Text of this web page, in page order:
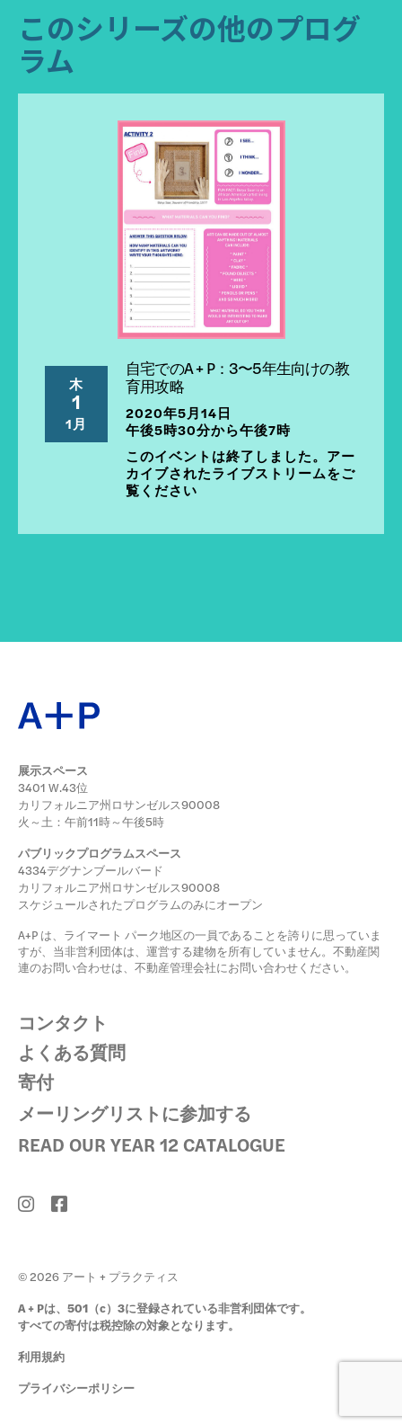
このシリーズの他のプログ
ラム
木
1
1月
自宅でのA + P：3〜5年生向けの教
育用攻略
2020年5月14日
午後5時30分から午後7時
このイベントは終了しました。アー
カイブされたライブストリームをご
覧ください
展示スペース
3401 W.43位
カリフォルニア州ロサンゼルス90008
火～土：午前11時～午後5時
パブリックプログラムスペース
4334デグナンブールバード
カリフォルニア州ロサンゼルス90008
スケジュールされたプログラムのみにオープン
A+P は、ライマート パーク地区の一員であることを誇りに思っていま
すが、当非営利団体は、運営する建物を所有していません。不動産関
連のお問い合わせは、不動産管理会社にお問い合わせください。
コンタクト
よくある質問
寄付
メーリングリストに参加する
READ OUR YEAR 12 CATALOGUE
© 2026 アート + プラクティス
A + Pは、501（c）3に登録されている非営利団体です。
すべての寄付は税控除の対象となります。
利用規約
プライバシーポリシー